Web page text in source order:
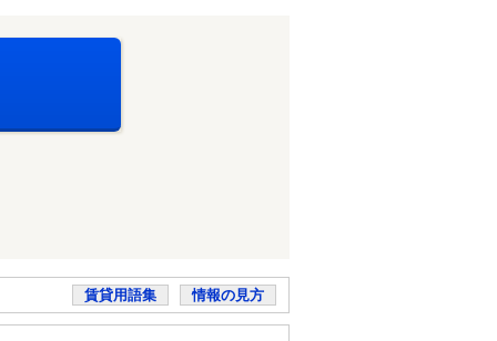
賃貸用語集 情報の見方